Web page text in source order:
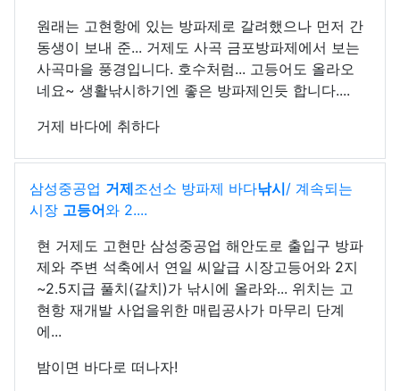
원래는 고현항에 있는 방파제로 갈려했으나 먼저 간
동생이 보내 준... 거제도 사곡 금포방파제에서 보는
사곡마을 풍경입니다. 호수처럼... 고등어도 올라오
네요~ 생활낚시하기엔 좋은 방파제인듯 합니다....
거제 바다에 취하다
삼성중공업 거제조선소 방파제 바다낚시/ 계속되는
시장 고등어와 2....
현 거제도 고현만 삼성중공업 해안도로 출입구 방파
제와 주변 석축에서 연일 씨알급 시장고등어와 2지
~2.5지급 풀치(갈치)가 낚시에 올라와... 위치는 고
현항 재개발 사업을위한 매립공사가 마무리 단계
에...
밤이면 바다로 떠나자!